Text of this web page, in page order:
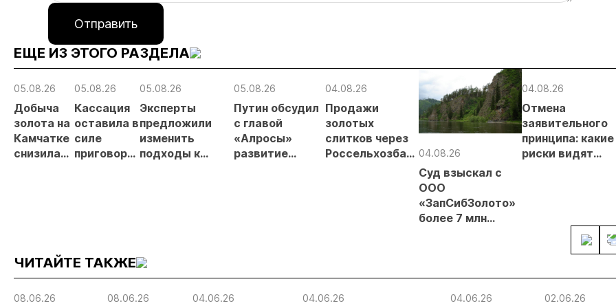
Отправить
ЕЩЕ ИЗ ЭТОГО РАЗДЕЛА
05.08.26
Добыча
золота на
Камчатке
снизилась
05.08.26
Кассация
оставила в
силе
приговор
05.08.26
Эксперты
предложили
изменить
подходы к
05.08.26
Путин обсудил
с главой
«Алросы»
развитие
04.08.26
Продажи
золотых
слитков через
Россельхозбанк 04.08.26
Суд взыскал с
ООО
«ЗапСибЗолото»
более 7 млн
требований при
добыче золота
04.08.26
Отмена
заявительного
принципа: какие
риски видят
ЧИТАЙТЕ ТАКЖЕ
08.06.26 08.06.26 04.06.26 04.06.26 04.06.26 02.06.26